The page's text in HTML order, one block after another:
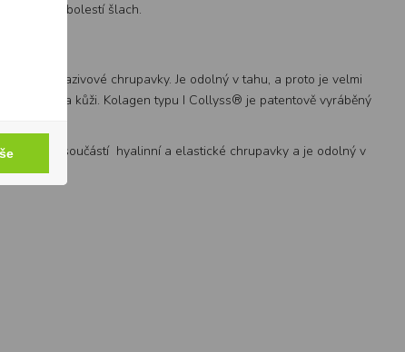
a také bolestí šlach.
a vazivové chrupavky. Je odolný v tahu, a proto je velmi
kostech a kůži. Kolagen typu I Collyss® je patentově vyráběný
typu II je součástí hyalinní a elastické chrupavky a je odolný v